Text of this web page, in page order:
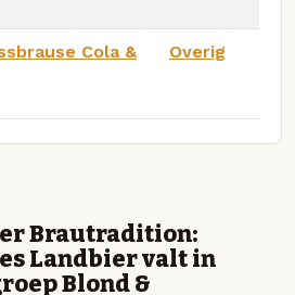
Cola &
Overig
Brautradition:
Landbier valt in
Blond &